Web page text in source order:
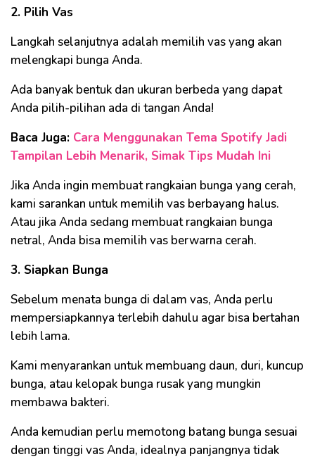
2. Pilih Vas
Langkah selanjutnya adalah memilih vas yang akan
melengkapi bunga Anda.
Ada banyak bentuk dan ukuran berbeda yang dapat
Anda pilih-pilihan ada di tangan Anda!
Baca Juga: Cara Menggunakan Tema Spotify Jadi
Tampilan Lebih Menarik, Simak Tips Mudah Ini
Jika Anda ingin membuat rangkaian bunga yang cerah,
kami sarankan untuk memilih vas berbayang halus.
Atau jika Anda sedang membuat rangkaian bunga
netral, Anda bisa memilih vas berwarna cerah.
3. Siapkan Bunga
Sebelum menata bunga di dalam vas, Anda perlu
mempersiapkannya terlebih dahulu agar bisa bertahan
lebih lama.
Kami menyarankan untuk membuang daun, duri, kuncup
bunga, atau kelopak bunga rusak yang mungkin
membawa bakteri.
Anda kemudian perlu memotong batang bunga sesuai
dengan tinggi vas Anda, idealnya panjangnya tidak